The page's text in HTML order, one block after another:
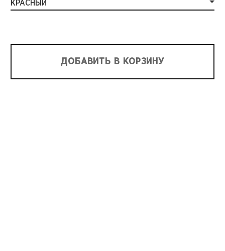
КРАСНЫЙ
ДОБАВИТЬ В КОРЗИНУ